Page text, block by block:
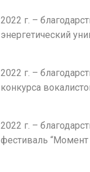
2022 г. –
энергетический
2022 г. –
конкурса
2022 г. –
фестиваль “Момент